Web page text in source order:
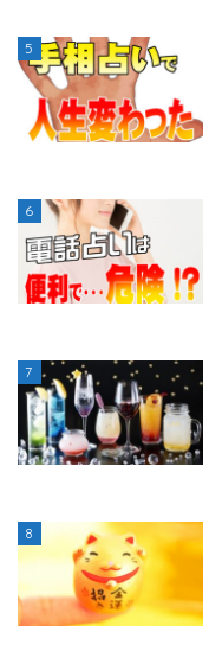
5
6
7
8